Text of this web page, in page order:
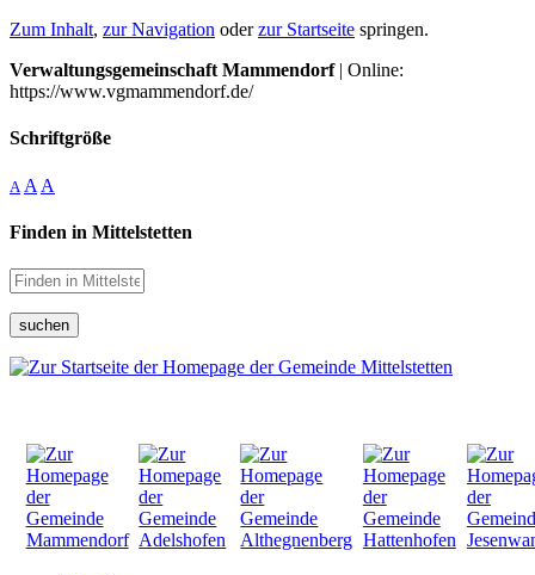
Zum Inhalt, zur Navigation oderzur Startseite springen.
Verwaltungsgemeinschaft Mammendorf| Online:
https://www.vgmammendorf.de/
Schriftgröße
A A A
Finden in Mittelstetten
suchen